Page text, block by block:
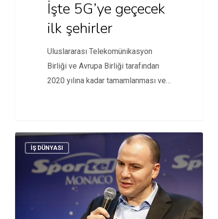
İşte 5G’ye geçecek
ilk şehirler
Uluslararası Telekomünikasyon
Birliği ve Avrupa Birliği tarafından
2020 yılına kadar tamamlanması ve
İŞ DÜNYASI